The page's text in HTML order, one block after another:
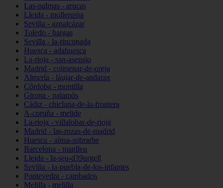
Las-palmas - arucas
Lleida - mollerussa
Sevilla - aznalcázar
Toledo - bargas
Sevilla - la-rinconada
Huesca - adahuesca
La-rioja - san-asensio
Madrid - colmenar-de-oreja
Almería - láujar-de-andarax
Córdoba - montilla
Girona - palamós
Cádiz - chiclana-de-la-frontera
A-coruña - melide
La-rioja - villalobar-de-rioja
Madrid - las-rozas-de-madrid
Huesca - aínsa-sobrarbe
Barcelona - manlleu
Lleida - la-seu-d39urgell
Sevilla - la-puebla-de-los-infantes
Pontevedra - cambados
Melilla - melilla